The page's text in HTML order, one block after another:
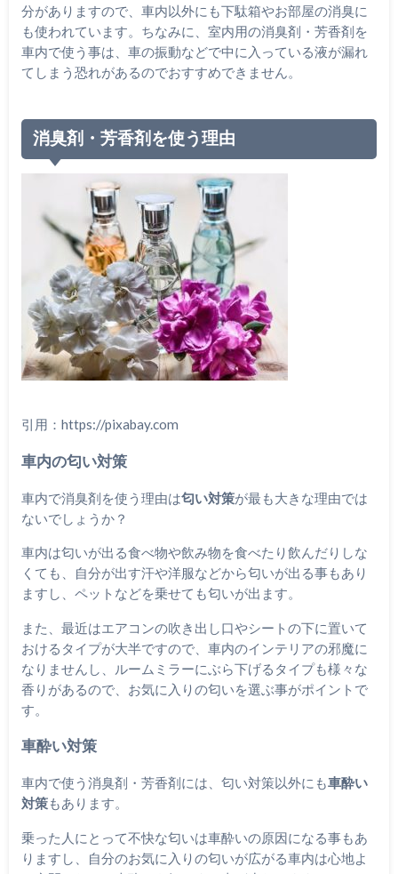
分がありますので、車内以外にも下駄箱やお部屋の消臭に
も使われています。ちなみに、室内用の消臭剤・芳香剤を
車内で使う事は、車の振動などで中に入っている液が漏れ
てしまう恐れがあるのでおすすめできません。
消臭剤・芳香剤を使う理由
引用：https://pixabay.com
車内の匂い対策
車内で消臭剤を使う理由は匂い対策が最も大きな理由では
ないでしょうか？
車内は匂いが出る食べ物や飲み物を食べたり飲んだりしな
くても、自分が出す汗や洋服などから匂いが出る事もあり
ますし、ペットなどを乗せても匂いが出ます。
また、最近はエアコンの吹き出し口やシートの下に置いて
おけるタイプが大半ですので、車内のインテリアの邪魔に
なりませんし、ルームミラーにぶら下げるタイプも様々な
香りがあるので、お気に入りの匂いを選ぶ事がポイントで
す。
車酔い対策
車内で使う消臭剤・芳香剤には、匂い対策以外にも車酔い
対策もあります。
乗った人にとって不快な匂いは車酔いの原因になる事もあ
りますし、自分のお気に入りの匂いが広がる車内は心地よ